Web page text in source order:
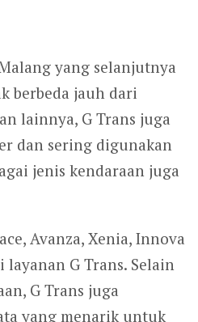
yang selanjutnya
berbeda jauh dari
lainnya, G Trans juga
dan sering digunakan
jenis kendaraan juga
Avanza, Xenia, Innova
G Trans. Selain
G Trans juga
yang menarik untuk